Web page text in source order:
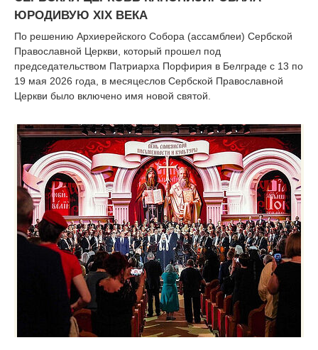
ЮРОДИВУЮ XIX ВЕКА
По решению Архиерейского Собора (ассамблеи) Сербской
Православной Церкви, который прошел под
председательством Патриарха Порфирия в Белграде с 13 по
19 мая 2026 года, в месяцеслов Сербской Православной
Церкви было включено имя новой святой.